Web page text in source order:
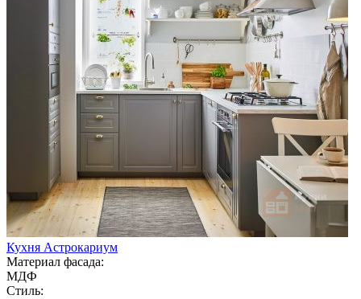
Кухня Астрокариум
Материал фасада:
МДФ
Стиль: